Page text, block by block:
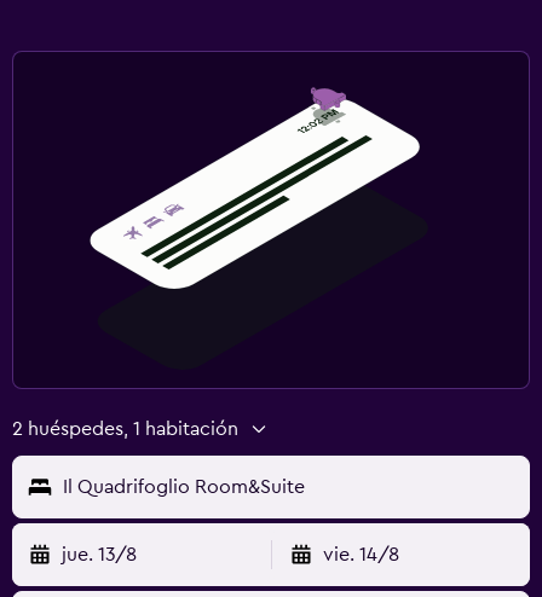
2 huéspedes, 1 habitación
Il Quadrifoglio Room&Suite
jue. 13/8 vie. 14/8